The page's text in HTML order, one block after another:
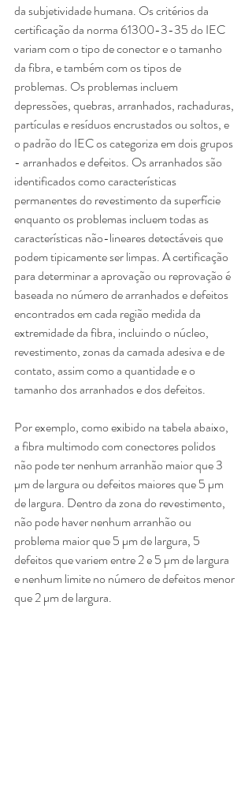
da subjetividade humana. Os critérios da
certificação da norma 61300-3-35 do IEC
variam com o tipo de conector e o tamanho
da fibra, e também com os tipos de
problemas. Os problemas incluem
depressões, quebras, arranhados, rachaduras,
partículas e resíduos encrustados ou soltos, e
o padrão do IEC os categoriza em dois grupos
- arranhados e defeitos. Os arranhados são
identificados como características
permanentes do revestimento da superfície
enquanto os problemas incluem todas as
características não-lineares detectáveis que
podem tipicamente ser limpas. A certificação
para determinar a aprovação ou reprovação é
baseada no número de arranhados e defeitos
encontrados em cada região medida da
extremidade da fibra, incluindo o núcleo,
revestimento, zonas da camada adesiva e de
contato, assim como a quantidade e o
tamanho dos arranhados e dos defeitos.
Por exemplo, como exibido na tabela abaixo,
a fibra multimodo com conectores polidos
não pode ter nenhum arranhão maior que 3
µm de largura ou defeitos maiores que 5 µm
de largura. Dentro da zona do revestimento,
não pode haver nenhum arranhão ou
problema maior que 5 µm de largura, 5
defeitos que variem entre 2 e 5 µm de largura
e nenhum limite no número de defeitos menor
que 2 µm de largura.